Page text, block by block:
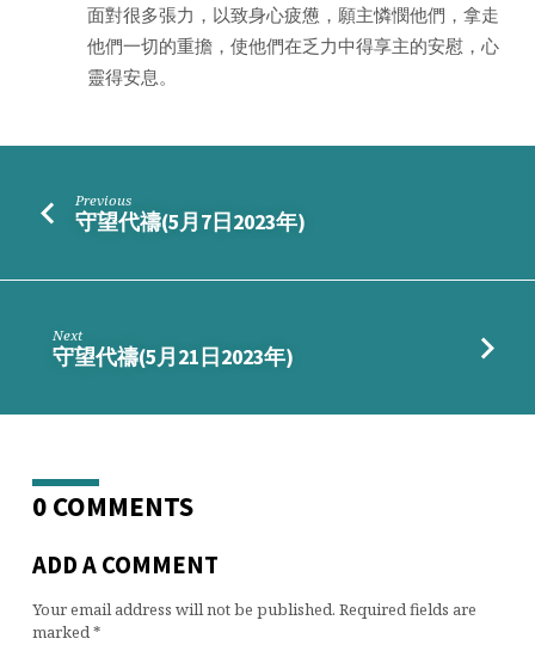
面對很多張力，以致身心疲憊，願主憐憫他們，拿走
他們一切的重擔，使他們在乏力中得享主的安慰，心
靈得安息。
Previous
守望代禱(5月7日2023年)
Next
守望代禱(5月21日2023年)
0 COMMENTS
ADD A COMMENT
Your email address will not be published. Required fields are
marked*